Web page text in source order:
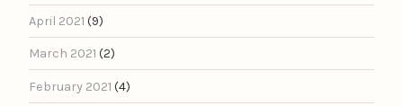
April 2021 (9)
March 2021 (2)
February 2021 (4)